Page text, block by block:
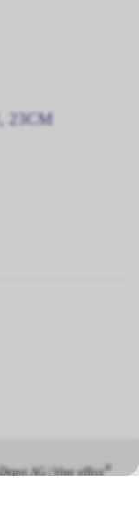
23CM
AG | blue office®